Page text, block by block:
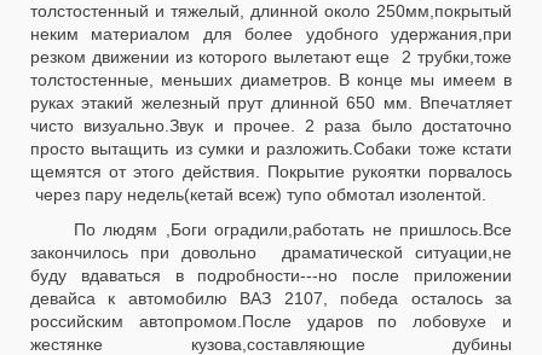
толстостенный и тяжелый, длинной около 250мм,покрытый
неким материалом для более удобного удержания,при
резком движении из которого вылетают еще 2 трубки,тоже
толстостенные, меньших диаметров. В конце мы имеем в
руках этакий железный прут длинной 650 мм. Впечатляет
чисто визуально.Звук и прочее. 2 раза было достаточно
просто вытащить из сумки и разложить.Собаки тоже кстати
щемятся от этого действия. Покрытие рукоятки порвалось
через пару недель(кетай всеж) тупо обмотал изолентой.
По людям ,Боги оградили,работать не пришлось.Все
закончилось при довольно драматической ситуации,не
буду вдаваться в подробности---но после приложении
девайса к автомобилю ВАЗ 2107, победа осталось за
российским автопромом.После ударов по лобовухе и
жестянке кузова,составляющие дубины